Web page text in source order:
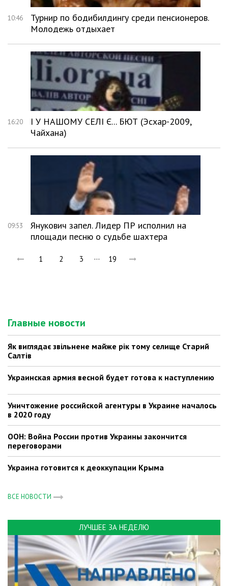
10:46
Турнир по бодибилдингу среди пенсионеров.
Молодежь отдыхает
16:20
І У НАШОМУ СЕЛІ Є... БЮТ (Эсхар-2009,
Чайхана)
09:53
Янукович запел. Лидер ПР исполнил на
площади песню о судьбе шахтера
1 2 3 … 19
Главные новости
Як виглядає звільнене майже рік тому селище Старий
Салтів
Украинская армия весной будет готова к наступлению
Уничтожение российской агентуры в Украине началось
в 2020 году
ООН: Война России против Украины закончится
переговорами
Украина готовится к деоккупации Крыма
ВСЕ НОВОСТИ
ЛУЧШЕЕ ЗА НЕДЕЛЮ